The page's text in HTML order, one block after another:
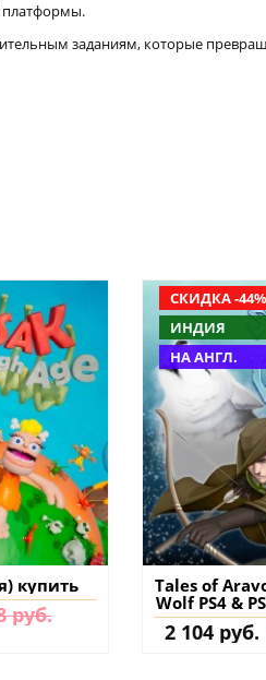
платформы.
заданиям, которые
купить
руб.
СКИДКА -44%
ИНДИЯ
НА АНГЛ.
Tales of
Wolf PS4 &
игру
2 104 руб.